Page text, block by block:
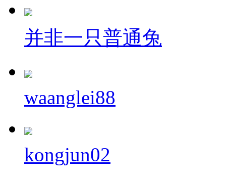
并非一只普通兔
waanglei88
kongjun02